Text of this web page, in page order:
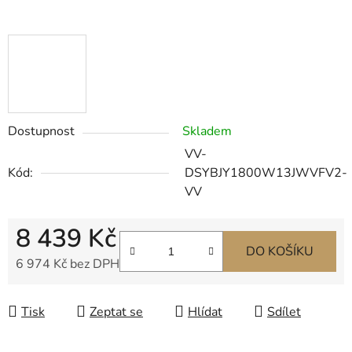
Dostupnost Skladem
Kód:
VV-
DSYBJY1800W13JWVFV2-
VV
8 439 Kč
6 974 Kč bez DPH
DO KOŠÍKU
Tisk Zeptat se Hlídat Sdílet